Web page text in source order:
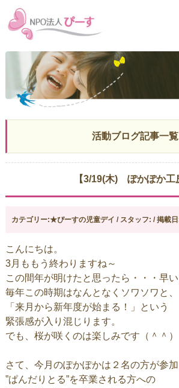
活動ブログ記事一覧
【3/19(木) ぽかぽか工
カテゴリー:★ぴーすの児童デイ / スタッフ: / 掲載
こんにちは。
3月ももう終わりますね～
この間年が明けたと思ったら・・・早い
毎年この時期はなんとなくソワソワと、
「来月から新年度が始まる！」という
緊張感が入り混じります。
でも、桜が咲くのは楽しみです（＾＾）
さて、今月のぽかぽかは２名の方が参加
”ぱんだりとる”を卒業される方への